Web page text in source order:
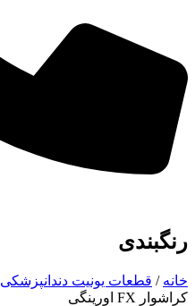
رنگبندی
خانه / قطعات یونیت دندانپزشکی
کراشوار FX اورینگی